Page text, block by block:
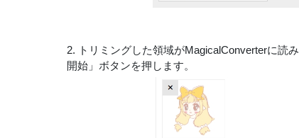
2. トリミングした領域がMagicalConverterに読
開始」ボタンを押します。